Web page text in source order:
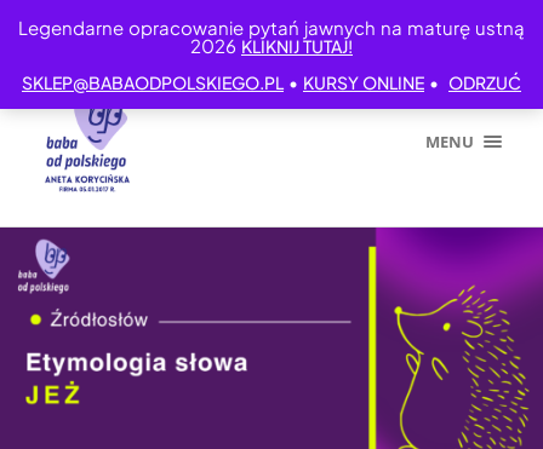
Legendarne opracowanie pytań jawnych na maturę ustną
2026 KLIKNIJ TUTAJ!
SKLEP@BABAODPOLSKIEGO.PL • KURSY ONLINE • ODRZUĆ
MENU